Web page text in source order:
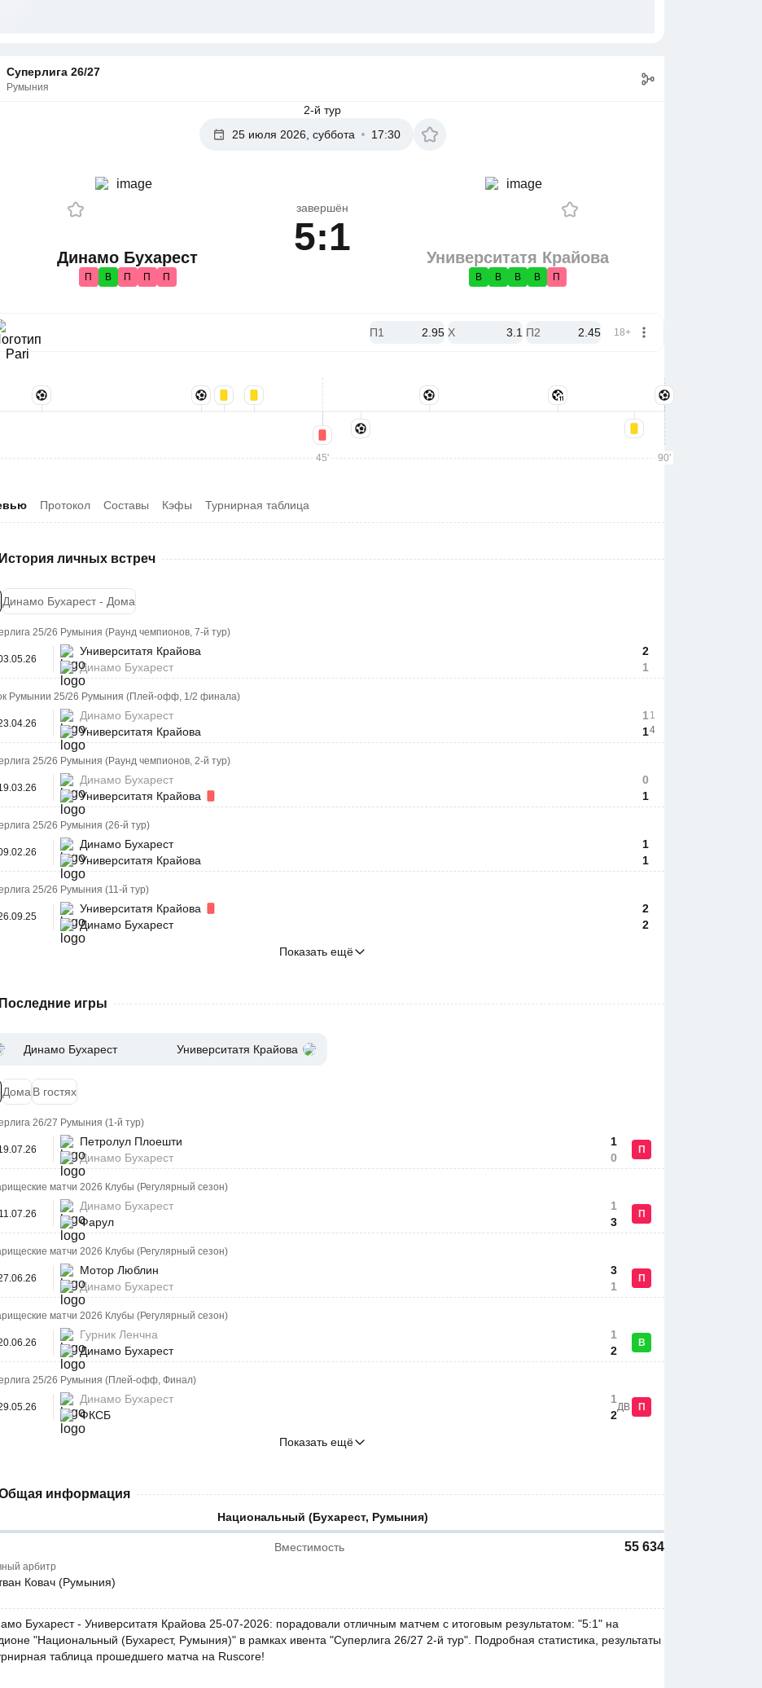
Суперлига 26/27
Румыния
2-й тур
25 июля 2026, суббота
17:30
Динамо Бухарест
П В П П П
завершён
5:1 Университатя Крайова
В В В В П
П1 2.95 X 3.1 П2 2.45 18+
45' 90'
Протокол Составы Кэфы Турнирная таблица
История личных встреч
Динамо Бухарест - Дома
25/26 Румыния (Раунд чемпионов, 7-й тур)
Университатя Крайова
Динамо Бухарест
2
1
Румынии 25/26 Румыния (Плей-офф, 1/2 финала)
Динамо Бухарест
Университатя Крайова
1
1
1
4
25/26 Румыния (Раунд чемпионов, 2-й тур)
Динамо Бухарест
Университатя Крайова
0
1
25/26 Румыния (26-й тур)
Динамо Бухарест
Университатя Крайова
1
1
25/26 Румыния (11-й тур)
Университатя Крайова
Динамо Бухарест
2
2
Показать ещё
Последние игры
Динамо Бухарест Университатя Крайова
Дома В гостях
26/27 Румыния (1-й тур)
Петролул Плоешти
Динамо Бухарест
1
0
П
матчи 2026 Клубы (Регулярный сезон)
11.07.26
Динамо Бухарест
Фарул
1
3
П
матчи 2026 Клубы (Регулярный сезон)
Мотор Люблин
Динамо Бухарест
3
1
П
матчи 2026 Клубы (Регулярный сезон)
Гурник Ленчна
Динамо Бухарест
1
2
В
25/26 Румыния (Плей-офф, Финал)
Динамо Бухарест
ФКСБ
1
2
ДВ П
Показать ещё
информация
Национальный (Бухарест, Румыния)
Вместимость 55 634
арбитр
Ковач (Румыния)
Бухарест - Университатя Крайова 25-07-2026: порадовали отличным матчем с итоговым результатом: "5:1" на
"Национальный (Бухарест, Румыния)" в рамках ивента "Суперлига 26/27 2-й тур". Подробная статистика, результаты
таблица прошедшего матча на Ruscore!